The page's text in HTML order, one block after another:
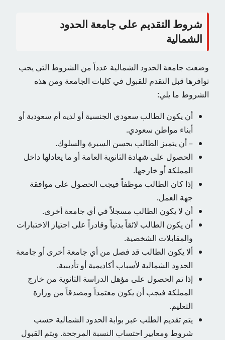
شروط التقديم على جامعة الحدود
الشمالية
وضعت جامعة الحدود الشمالية عدداً من الشروط التي يجب
توافرها قبل التقدم للقبول في كليات الجامعة ومن هذه
الشروط ما يلي:
أن يكون الطالب سعودي الجنسية أو لديه أم سعودية أو
أبناء مواطن سعودي.
– أن يتميز الطالب بحسن السيرة والسلوك.
الحصول على شهادة الثانوية العامة أو ما يعادلها داخل
المملكة أو خارجها.
إذا كان الطالب موظفاً فيجب الحصول على موافقة
جهة العمل.
أن لا يكون الطالب مسجلاً في أي جامعة أخرى.
أن يكون الطالب لائقاً بدنياً وقادراً على اجتياز الاختبارات
والمقابلات الشخصية.
ألا يكون الطالب قد فصل من أي جامعة أخرى أو جامعة
الحدود الشمالية لأسباب أكاديمية أو تأديبية.
إذا تم الحصول على مؤهل الدراسة الثانوية من خارج
المملكة فيجب أن يكون معتمداً ومصدقاً من وزارة
التعليم.
يتم تقديم الطلب عبر بوابة الحدود الشمالية حسب
شروط ومعايير احتساب النسبة المرجحة. ويتم القبول